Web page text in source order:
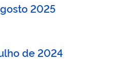
2025
de 2024